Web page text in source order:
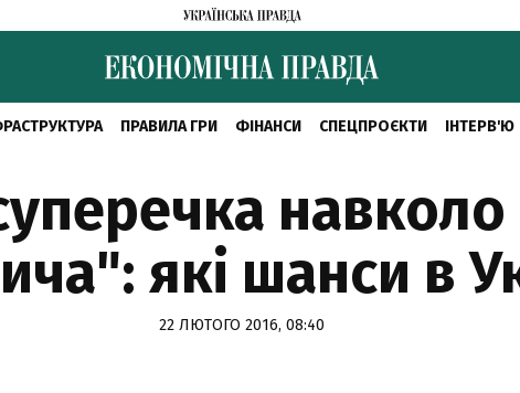
ПРАВИЛА ГРИ ФІНАНСИ СПЕЦПРОЄКТИ ІНТЕРВ'Ю
які шанси в
22 ЛЮТОГО 2016, 08:40